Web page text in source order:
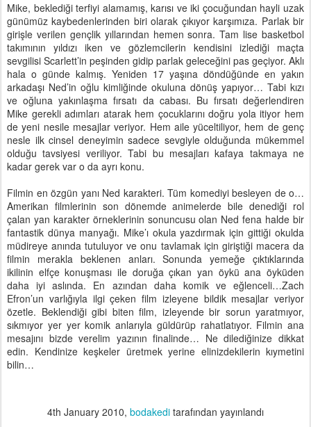
Mike, beklediği terfiyi alamamış, karısı ve iki çocuğundan hayli uzak
günümüz kaybedenlerinden biri olarak çıkıyor karşımıza. Parlak bir
girişle verilen gençlik yıllarından hemen sonra. Tam lise basketbol
takımının yıldızı iken ve gözlemcilerin kendisini izlediği maçta
sevgilisi Scarlett’in peşinden gidip parlak geleceğini pas geçiyor. Aklı
hala o günde kalmış. Yeniden 17 yaşına döndüğünde en yakın
arkadaşı Ned’in oğlu kimliğinde okuluna dönüş yapıyor… Tabi kızı
ve oğluna yakınlaşma fırsatı da cabası. Bu fırsatı değerlendiren
Mike gerekli adımları atarak hem çocuklarını doğru yola itiyor hem
de yeni nesile mesajlar veriyor. Hem aile yüceltiliyor, hem de genç
nesle ilk cinsel deneyimin sadece sevgiyle olduğunda mükemmel
olduğu tavsiyesi veriliyor. Tabi bu mesajları kafaya takmaya ne
kadar gerek var o da ayrı konu.
Filmin en özgün yanı Ned karakteri. Tüm komediyi besleyen de o…
Amerikan filmlerinin son dönemde animelerde bile denediği rol
çalan yan karakter örneklerinin sonuncusu olan Ned fena halde bir
fantastik dünya manyağı. Mike’ı okula yazdırmak için gittiği okulda
müdireye anında tutuluyor ve onu tavlamak için giriştiği macera da
filmin merakla beklenen anları. Sonunda yemeğe çıktıklarında
ikilinin elfçe konuşması ile doruğa çıkan yan öykü ana öyküden
daha iyi aslında. En azından daha komik ve eğlenceli…Zach
Efron’un varlığıyla ilgi çeken film izleyene bildik mesajlar veriyor
özetle. Beklendiği gibi biten film, izleyende bir sorun yaratmıyor,
sıkmıyor yer yer komik anlarıyla güldürüp rahatlatıyor. Filmin ana
mesajını bizde verelim yazının finalinde… Ne dilediğinize dikkat
edin. Kendinize keşkeler üretmek yerine elinizdekilerin kıymetini
bilin…
4th January 2010, bodakedi tarafından yayınlandı